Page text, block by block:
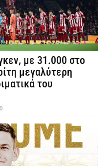
με 31.000 στο
μεγαλύτερη
του